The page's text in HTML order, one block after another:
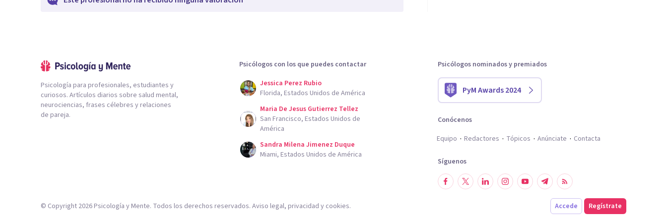
Psicología para profesionales, estudiantes y
curiosos. Artículos diarios sobre salud mental,
neurociencias, frases célebres y relaciones
de pareja.
Psicólogos con los que puedes contactar
Jessica Perez Rubio
Florida, Estados Unidos de América
Maria De Jesus Gutierrez Tellez
San Francisco, Estados Unidos de
América
Sandra Milena Jimenez Duque
Miami, Estados Unidos de América
Psicólogos nominados y premiados
PyM Awards 2024
Conócenos
Equipo
Redactores Tópicos Anúnciate Contacta
Síguenos
Accede Regístrate
© Copyright 2026Psicología y Mente. Todos los derechos reservados. Aviso legal, privacidad y cookies.